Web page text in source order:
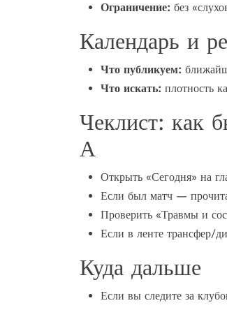
Ограничение: без
Календарь и
Что публикуем:
Что искать: плотность
Чеклист: как
А
Открыть «Сегодня» на
Если был матч —
Проверить «Травмы и
Если в ленте трансфер/
Куда дальше
Если вы следите за